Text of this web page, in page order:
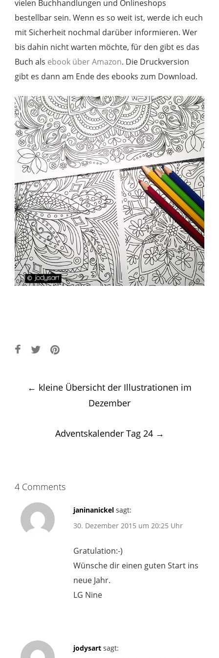
vielen Buchhandlungen und Onlineshops
bestellbar sein. Wenn es so weit ist, werde ich euch
mit Sicherheit nochmal darüber informieren. Wer
bis dahin nicht warten möchte, für den gibt es das
Buch als ebook über Amazon. Die Druckversion
gibt es dann am Ende des ebooks zum Download.
Post
← kleine Übersicht der Illustrationen im
Dezember
Adventskalender Tag 24 →
4 Comments
janinanickel sagt:
30. Dezember 2015 um 20:25 Uhr
Gratulation:-)
Wünsche dir einen guten Start ins
neue Jahr.
LG Nine
jodysart sagt: